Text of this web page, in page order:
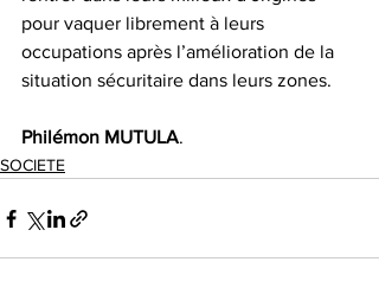
pour vaquer librement à leurs
occupations après l’amélioration de la
situation sécuritaire dans leurs zones.
Philémon MUTULA.
SOCIETE